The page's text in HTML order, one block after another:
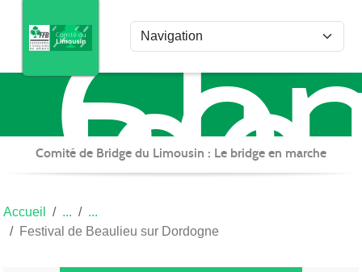
de
du
Comité de Bridge du Limousin : Le bridge en marche
Accueil
Festival de Beaulieu sur Dordogne